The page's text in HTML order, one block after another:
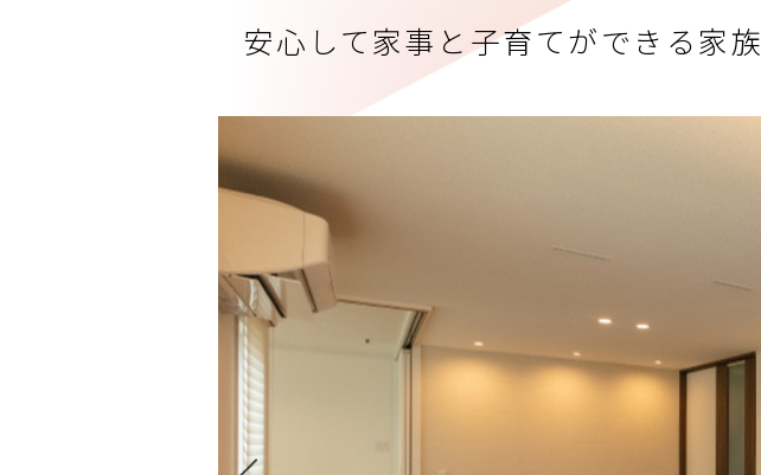
安心して家事と子育てができる家